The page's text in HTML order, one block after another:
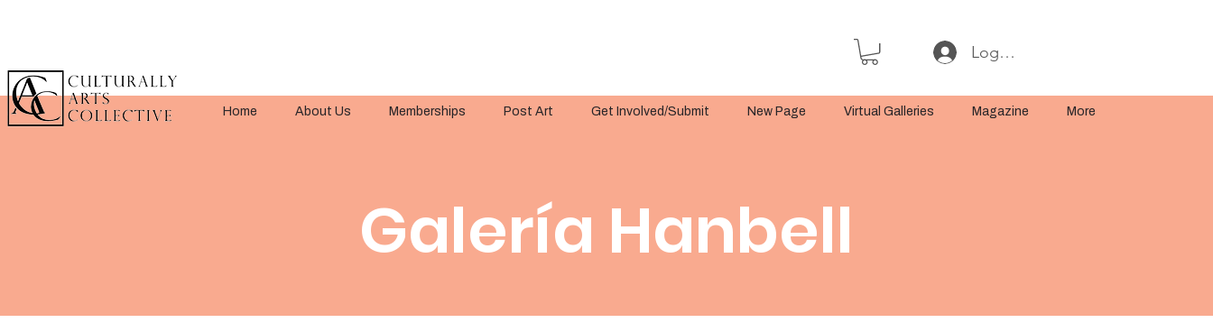
Log In or Sign Up
Home About Us Memberships Post Art Get Involved/Submit New Page Virtual Galleries Magazine More
Galería Hanbell